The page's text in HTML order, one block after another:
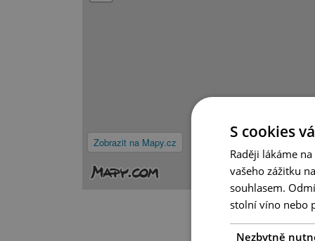
Zobrazit na Mapy.cz
S cookies
Raději lákáme
vašeho zážitku
souhlasem.
stolní víno nebo
Nezbytně